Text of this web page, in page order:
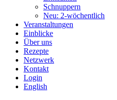
Schnuppern
Neu: 2-wöchentlich
Veranstaltungen
Einblicke
Über uns
Rezepte
Netzwerk
Kontakt
Login
English